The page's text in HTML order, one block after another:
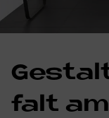
falt